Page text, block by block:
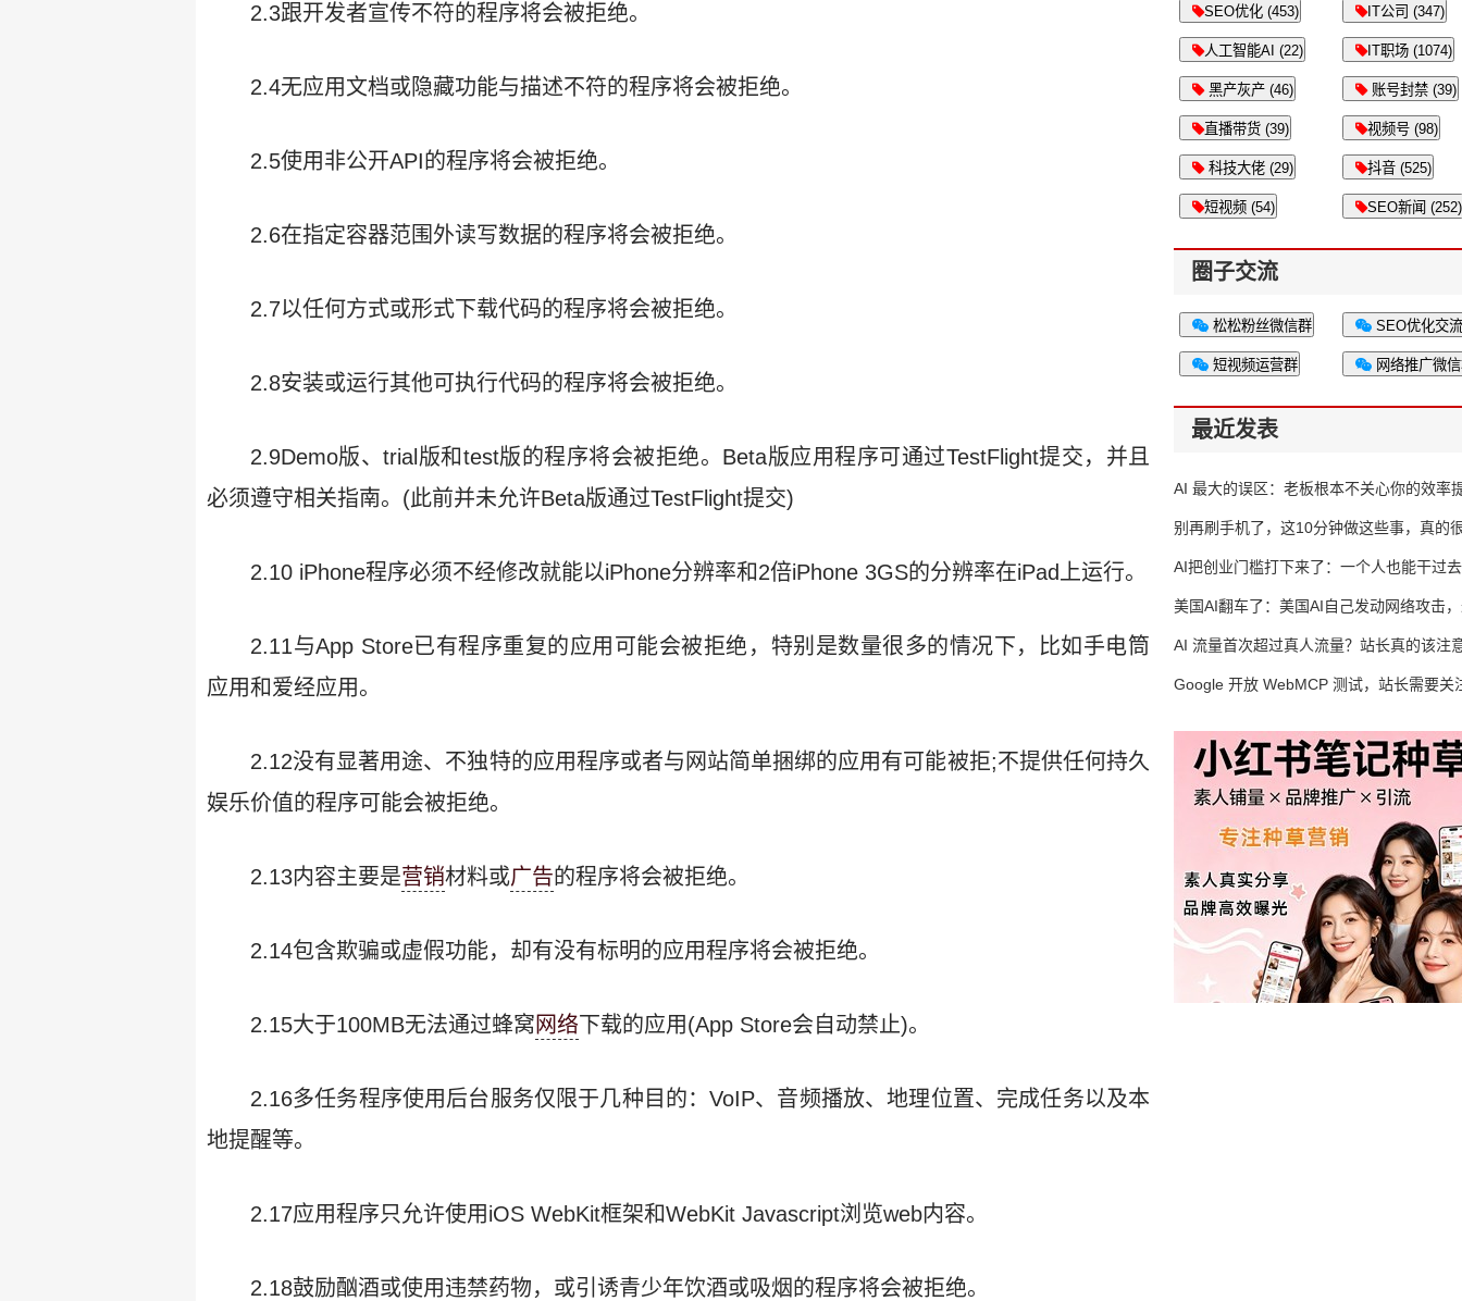
2.3跟开发者宣传不符的程序将会被拒绝。
2.4无应用文档或隐藏功能与描述不符的程序将会被拒绝。
2.5使用非公开API的程序将会被拒绝。
2.6在指定容器范围外读写数据的程序将会被拒绝。
2.7以任何方式或形式下载代码的程序将会被拒绝。
2.8安装或运行其他可执行代码的程序将会被拒绝。
2.9Demo版、trial版和test版的程序将会被拒绝。Beta版应用程序可通过TestFlight提交，并且
必须遵守相关指南。(此前并未允许Beta版通过TestFlight提交)
2.10 iPhone程序必须不经修改就能以iPhone分辨率和2倍iPhone 3GS的分辨率在iPad上运行。
2.11与App Store已有程序重复的应用可能会被拒绝，特别是数量很多的情况下，比如手电筒
应用和爱经应用。
2.12没有显著用途、不独特的应用程序或者与网站简单捆绑的应用有可能被拒;不提供任何持久
娱乐价值的程序可能会被拒绝。
2.13内容主要是营销材料或广告的程序将会被拒绝。
2.14包含欺骗或虚假功能，却有没有标明的应用程序将会被拒绝。
2.15大于100MB无法通过蜂窝网络下载的应用(App Store会自动禁止)。
2.16多任务程序使用后台服务仅限于几种目的：VoIP、音频播放、地理位置、完成任务以及本
地提醒等。
2.17应用程序只允许使用iOS WebKit框架和WebKit Javascript浏览web内容。
2.18鼓励酗酒或使用违禁药物，或引诱青少年饮酒或吸烟的程序将会被拒绝。
SEO优化 (453) IT公司 (347)
人工智能AI (22) IT职场 (1074)
黑产灰产 (46) 账号封禁 (39)
直播带货 (39) 视频号 (98)
科技大佬 (29) 抖音 (525)
短视频 (54) SEO新闻 (252)
圈子交流
松松粉丝微信群 SEO优化交
短视频运营群 网络推广微
最近发表
AI 最大的误区：老板根本不关心你的效率
别再刷手机了，这10分钟做这些事，真的
AI把创业门槛打下来了：一个人也能干过
人的活
美国AI翻车了：美国AI自己发动网络攻击
竟然靠中国AI帮忙善后
AI 流量首次超过真人流量？站长真的该注
Google 开放 WebMCP 测试，站长需要关